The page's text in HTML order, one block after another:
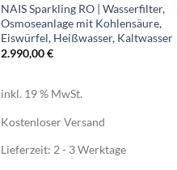
NAIS Sparkling RO | Wasserfilter,
Osmoseanlage mit Kohlensäure,
Eiswürfel, Heißwasser, Kaltwasser
2.990,00€
inkl. 19 % MwSt.
Kostenloser Versand
Lieferzeit: 2 - 3 Werktage